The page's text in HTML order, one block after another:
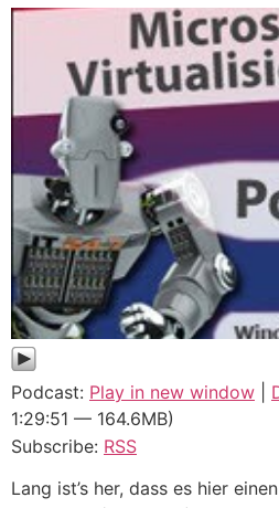
Podcast: Play in new window
1:29:51 — 164.6MB)
Subscribe: RSS
Lang ist’s her, dass es hier